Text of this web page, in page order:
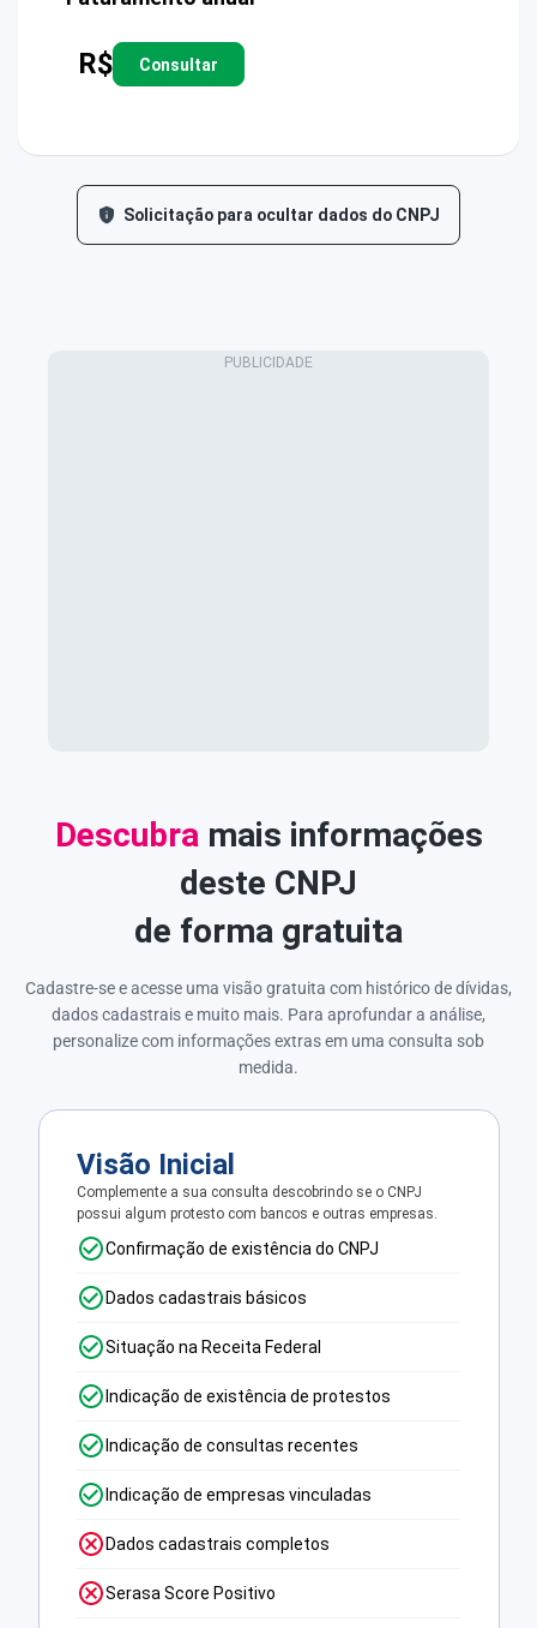
R$ Consultar
Solicitação para ocultar dados do CNPJ
Descubra mais informações
deste CNPJ
de forma gratuita
Cadastre-se e acesse uma visão gratuita com histórico de dívidas,
dados cadastrais e muito mais. Para aprofundar a análise,
personalize com informações extras em uma consulta sob
medida.
Visão Inicial
Complemente a sua consulta descobrindo se o CNPJ
possui algum protesto com bancos e outras empresas.
Confirmação de existência do CNPJ
Dados cadastrais básicos
Situação na Receita Federal
Indicação de existência de protestos
Indicação de consultas recentes
Indicação de empresas vinculadas
Dados cadastrais completos
Serasa Score Positivo